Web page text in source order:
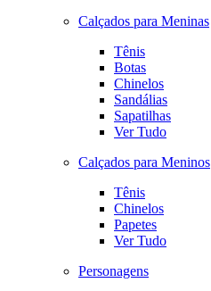
Calçados para Meninas
Tênis
Botas
Chinelos
Sandálias
Sapatilhas
Ver Tudo
Calçados para Meninos
Tênis
Chinelos
Papetes
Ver Tudo
Personagens